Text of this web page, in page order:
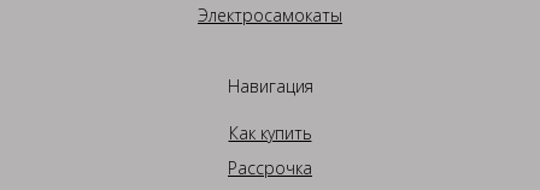
Электросамокаты
Навигация
Как купить
Рассрочка